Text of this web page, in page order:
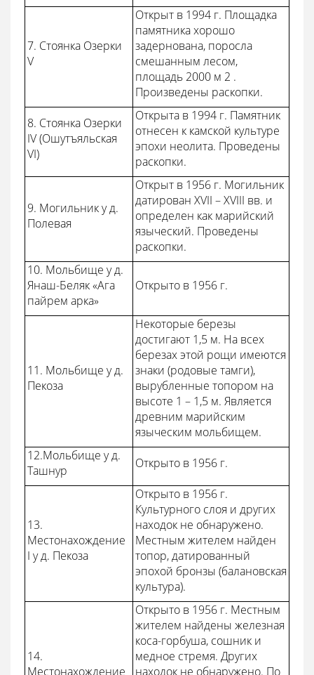
7. Стоянка Озерки
V
Открыт в 1994 г. Площадка
памятника хорошо
задернована, поросла
смешанным лесом,
площадь 2000 м 2 .
Произведены раскопки.
8. Стоянка Озерки
IV (Ошутъяльская
VI)
Открыта в 1994 г. Памятник
отнесен к камской культуре
эпохи неолита. Проведены
раскопки.
9. Могильник у д.
Полевая
Открыт в 1956 г. Могильник
датирован XVII – XVIII вв. и
определен как марийский
языческий. Проведены
раскопки.
10. Мольбище у д.
Янаш-Беляк «Ага
пайрем арка»
Открыто в 1956 г.
11. Мольбище у д.
Пекоза
Некоторые березы
достигают 1,5 м. На всех
березах этой рощи имеются
знаки (родовые тамги),
вырубленные топором на
высоте 1 – 1,5 м. Является
древним марийским
языческим мольбищем.
12.Мольбище у д.
Ташнур
Открыто в 1956 г.
13.
Местонахождение
I у д. Пекоза
Открыто в 1956 г.
Культурного слоя и других
находок не обнаружено.
Местным жителем найден
топор, датированный
эпохой бронзы (балановская
культура).
14.
Местонахождение
Открыто в 1956 г. Местным
жителем найдены железная
коса-горбуша, сошник и
медное стремя. Других
находок не обнаружено. По